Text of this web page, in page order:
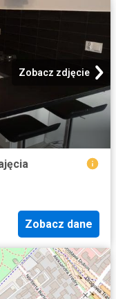
Zobacz zdjęcie
Zobacz dane